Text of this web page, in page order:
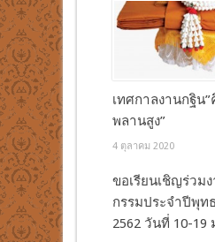
เทศกาลงานกฐิน
พลานสูง”
4 ตุลาคม 2020
ขอเรียนเชิญร่วม
กรรมประจำปีพุท
2562 วันที่ 10-19